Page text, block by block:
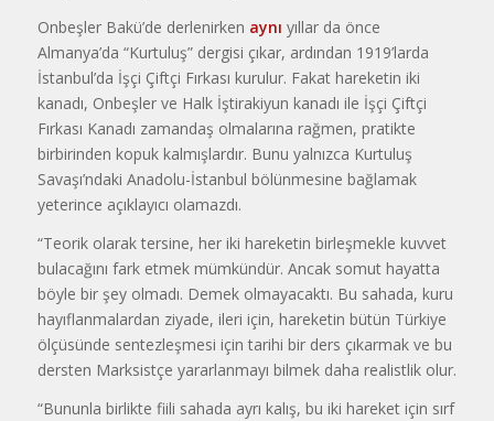
Onbeşler Bakü’de derlenirken aynı yıllar da önce
Almanya’da “Kurtuluş” dergisi çıkar, ardından 1919’larda
İstanbul’da İşçi Çiftçi Fırkası kurulur. Fakat hareketin iki
kanadı, Onbeşler ve Halk İştirakiyun kanadı ile İşçi Çiftçi
Fırkası Kanadı zamandaş olmalarına rağmen, pratikte
birbirinden kopuk kalmışlardır. Bunu yalnızca Kurtuluş
Savaşı’ndaki Anadolu-İstanbul bölünmesine bağlamak
yeterince açıklayıcı olamazdı.
“Teorik olarak tersine, her iki hareketin birleşmekle kuvvet
bulacağını fark etmek mümkündür. Ancak somut hayatta
böyle bir şey olmadı. Demek olmayacaktı. Bu sahada, kuru
hayıflanmalardan ziyade, ileri için, hareketin bütün Türkiye
ölçüsünde sentezleşmesi için tarihi bir ders çıkarmak ve bu
dersten Marksistçe yararlanmayı bilmek daha realistlik olur.
“Bununla birlikte fiili sahada ayrı kalış, bu iki hareket için sırf